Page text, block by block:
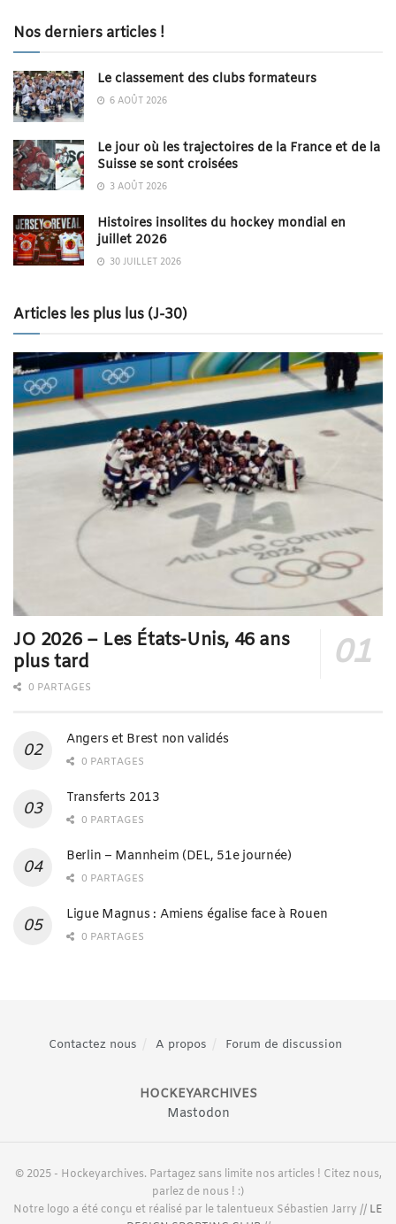
Nos derniers articles !
Le classement des clubs formateurs
6 AOÛT 2026
Le jour où les trajectoires de la France et de la
Suisse se sont croisées
3 AOÛT 2026
Histoires insolites du hockey mondial en
juillet 2026
30 JUILLET 2026
Articles les plus lus (J-30)
JO 2026 – Les États-Unis, 46 ans
plus tard
0 PARTAGES
Angers et Brest non validés
0 PARTAGES
Transferts 2013
0 PARTAGES
Berlin – Mannheim (DEL, 51e journée)
0 PARTAGES
Ligue Magnus : Amiens égalise face à Rouen
0 PARTAGES
Contactez nous A propos Forum de discussion
HOCKEYARCHIVES
Mastodon
© 2025 - Hockeyarchives. Partagez sans limite nos articles ! Citez nous,
parlez de nous ! :)
Notre logo a été conçu et réalisé par le talentueux Sébastien Jarry // LE